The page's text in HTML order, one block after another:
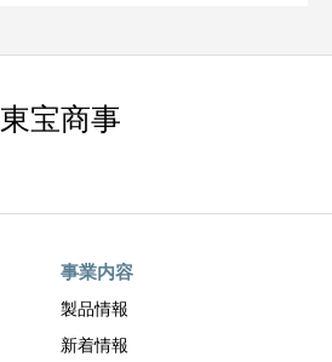
東宝商事
事業内容
製品情報
新着情報